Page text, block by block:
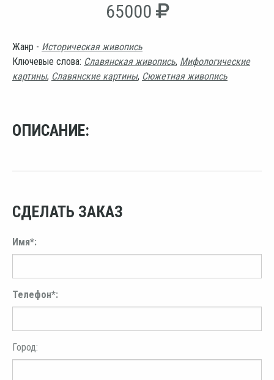
65000
Жанр - Историческая живопись
Ключевые слова: Славянская живопись, Мифологические
картины, Славянские картины, Сюжетная живопись
ОПИСАНИЕ:
СДЕЛАТЬ ЗАКАЗ
Имя*:
Телефон*:
Город: